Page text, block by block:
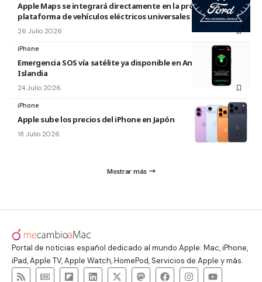
Apple Maps se integrará directamente en la próxima
plataforma de vehículos eléctricos universales de Ford
26 Julio 2026
iPhone
Emergencia SOS vía satélite ya disponible en Andorra e
Islandia
24 Julio 2026
iPhone
Apple sube los precios del iPhone en Japón
18 Julio 2026
Mostrar más
Portal de noticias español dedicado al mundo Apple: Mac, iPhone,
iPad, Apple TV, Apple Watch, HomePod, Servicios de Apple y más.